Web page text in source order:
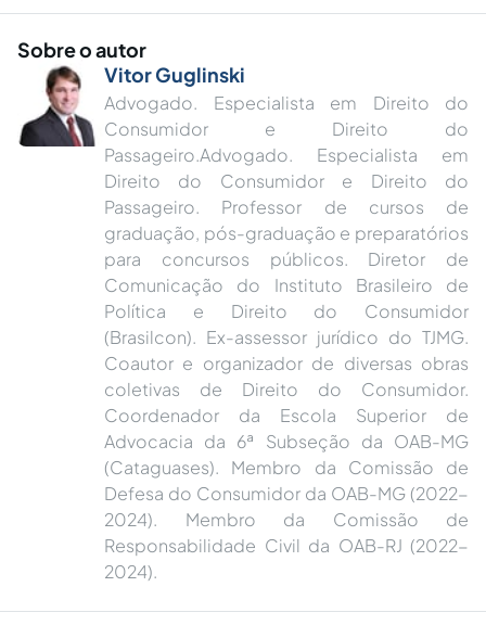
Sobre o autor
Vitor Guglinski
Advogado. Especialista em Direito do
Consumidor e Direito do
Passageiro.Advogado. Especialista em
Direito do Consumidor e Direito do
Passageiro. Professor de cursos de
graduação, pós-graduação e preparatórios
para concursos públicos. Diretor de
Comunicação do Instituto Brasileiro de
Política e Direito do Consumidor
(Brasilcon). Ex-assessor jurídico do TJMG.
Coautor e organizador de diversas obras
coletivas de Direito do Consumidor.
Coordenador da Escola Superior de
Advocacia da 6ª Subseção da OAB-MG
(Cataguases). Membro da Comissão de
Defesa do Consumidor da OAB-MG (2022-
2024). Membro da Comissão de
Responsabilidade Civil da OAB-RJ (2022-
2024).